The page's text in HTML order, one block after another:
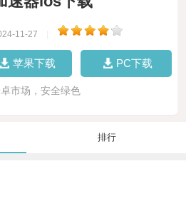
11-27
苹果下载 PC下载
市场，安全绿色
排行